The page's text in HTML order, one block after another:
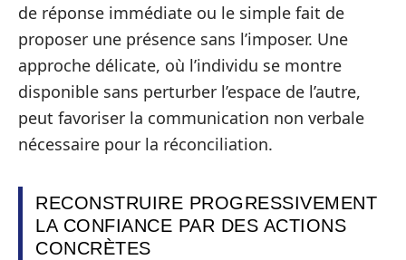
de réponse immédiate ou le simple fait de
proposer une présence sans l’imposer. Une
approche délicate, où l’individu se montre
disponible sans perturber l’espace de l’autre,
peut favoriser la communication non verbale
nécessaire pour la réconciliation.
RECONSTRUIRE PROGRESSIVEMENT
LA CONFIANCE PAR DES ACTIONS
CONCRÈTES